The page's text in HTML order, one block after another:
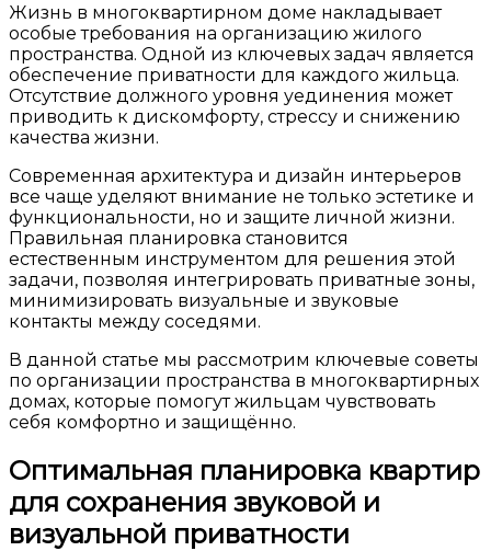
Жизнь в многоквартирном доме накладывает
особые требования на организацию жилого
пространства. Одной из ключевых задач является
обеспечение приватности для каждого жильца.
Отсутствие должного уровня уединения может
приводить к дискомфорту, стрессу и снижению
качества жизни.
Современная архитектура и дизайн интерьеров
все чаще уделяют внимание не только эстетике и
функциональности, но и защите личной жизни.
Правильная планировка становится
естественным инструментом для решения этой
задачи, позволяя интегрировать приватные зоны,
минимизировать визуальные и звуковые
контакты между соседями.
В данной статье мы рассмотрим ключевые советы
по организации пространства в многоквартирных
домах, которые помогут жильцам чувствовать
себя комфортно и защищённо.
Оптимальная планировка квартир
для сохранения звуковой и
визуальной приватности